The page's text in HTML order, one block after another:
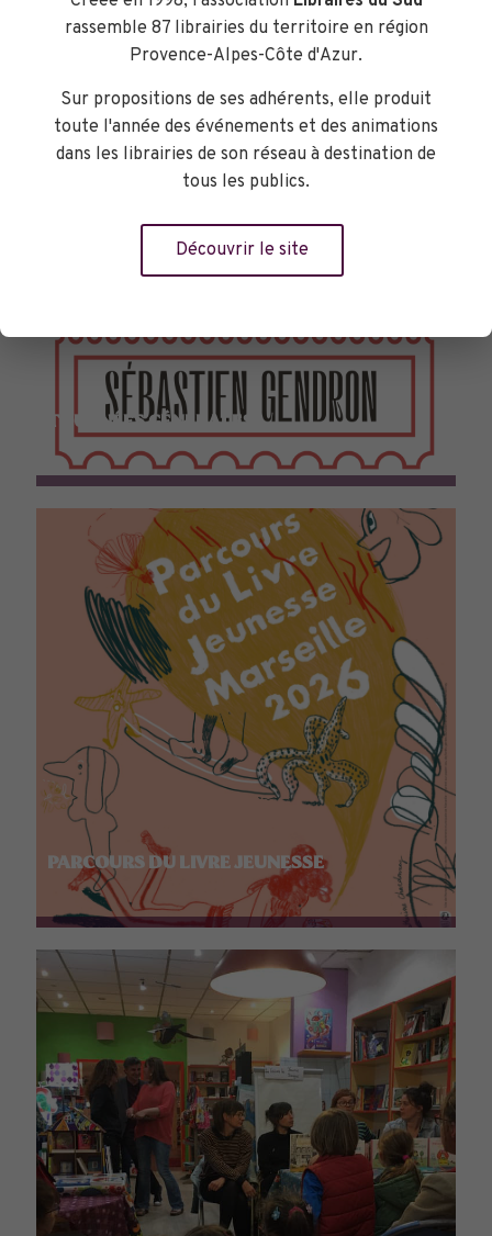
TOURNÉES GÉNÉRALES
PARCOURS DU LIVRE JEUNESSE
rassemble 87 librairies du territoire en région
Provence-Alpes-Côte d'Azur.
Sur propositions de ses adhérents, elle produit
toute l'année des événements et des animations
dans les librairies de son réseau à destination de
tous les publics.
Découvrir le site